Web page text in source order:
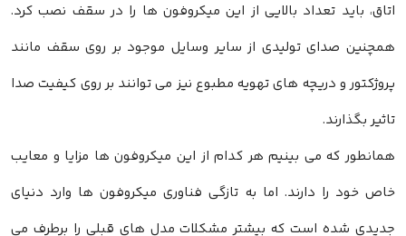
اتاق، باید تعداد بالایی از این میکروفون ها را در سقف نصب کرد.
همچنین صدای تولیدی از سایر وسایل موجود بر روی سقف مانند
پروژکتور و دریچه های تهویه مطبوع نیز می توانند بر روی کیفیت صدا
تاثیر بگذارند.
همانطور که می بینیم هر کدام از این میکروفون ها مزایا و معایب
خاص خود را دارند. اما به تازگی فناوری میکروفون ها وارد دنیای
جدیدی شده است که بیشتر مشکلات مدل های قبلی را برطرف می